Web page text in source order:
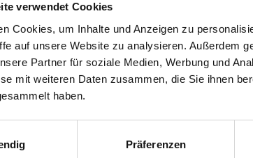
verwendet Cookies
Cookies, um Inhalte und Anzeigen zu
auf unsere Website zu analysieren. Außerdem
Partner für soziale Medien, Werbung und
mit weiteren Daten zusammen, die Sie ihnen
haben.
Präferenzen